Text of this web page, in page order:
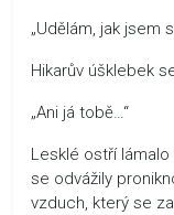
„Udělám, jak jsem
Hikarův úšklebek
„Ani já tobě…“
Lesklé ostří
se odvážily
vzduch, který se